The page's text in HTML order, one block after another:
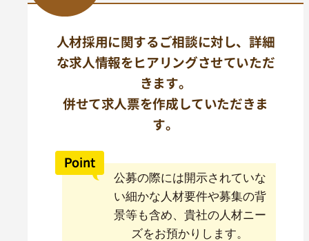
人材採用に関するご相談に対し、詳細
な求人情報をヒアリングさせていただ
きます。
併せて求人票を作成していただきま
す。
公募の際には開示されていな
い細かな人材要件や募集の背
景等も含め、貴社の人材ニー
ズをお預かりします。